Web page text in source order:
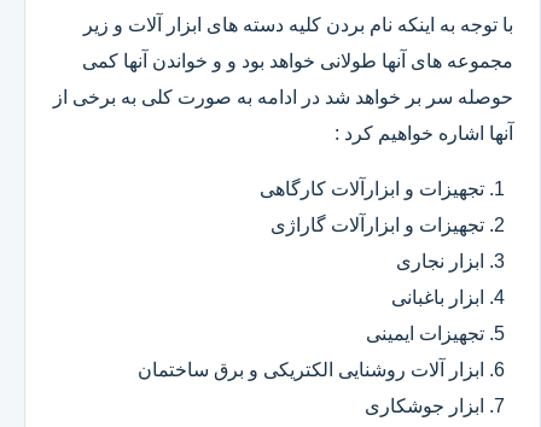
با توجه به اینکه نام بردن کلیه دسته های ابزار آلات و زیر
مجموعه های آنها طولانی خواهد بود و و خواندن آنها کمی
حوصله سر بر خواهد شد در ادامه به صورت کلی به برخی از
آنها اشاره خواهیم کرد :
تجهیزات و ابزارآلات کارگاهی
تجهیزات و ابزارآلات گاراژی
ابزار نجاری
ابزار باغبانی
تجهیزات ایمینی
ابزار آلات روشنایی الکتریکی و برق ساختمان
ابزار جوشکاری